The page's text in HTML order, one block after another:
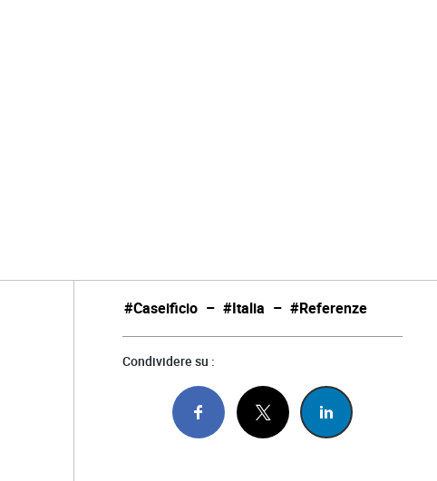
#Caseificio – #Italia – #Referenze
Condividere su :